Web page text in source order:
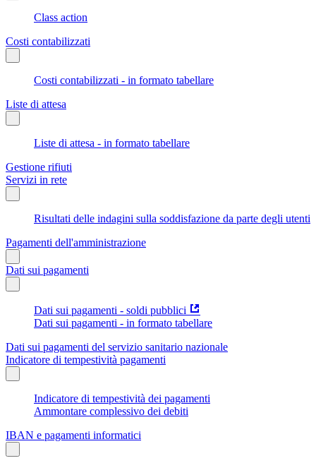
Class action
Costi contabilizzati
Costi contabilizzati - in formato tabellare
Liste di attesa
Liste di attesa - in formato tabellare
Gestione rifiuti
Servizi in rete
Risultati delle indagini sulla soddisfazione da parte degli utenti
Pagamenti dell'amministrazione
Dati sui pagamenti
Dati sui pagamenti - soldi pubblici
Dati sui pagamenti - in formato tabellare
Dati sui pagamenti del servizio sanitario nazionale
Indicatore di tempestività pagamenti
Indicatore di tempestività dei pagamenti
Ammontare complessivo dei debiti
IBAN e pagamenti informatici